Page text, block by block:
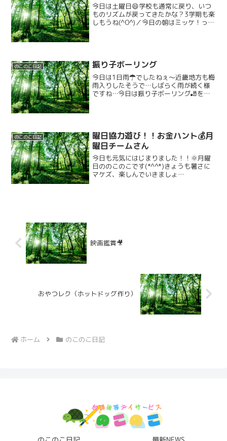
今日は土曜日😄学校も通常に戻り、いつ
ものリズムが戻ってきたかな？3学期も楽
しもうね(^O^)／今日の朝はミッケ！っと
のこのこ日記 振り子ボーリング
今日は1日雨☂でしたねぇ〜近畿地方も梅
雨入りしたそうで…しばらく雨が続く様
ですね…今日は振り子ボーリング🎳をし
のこのこ日記
曜日協力遊び！！お金ハント💰️月
曜日チームさん
今日も元気にはじまりました！！🌞月曜
日ののこのこです(*^^*)きょうも暑さに
マケズ、楽しんでいきましょ
映画鑑賞🎥
おやつレク（ホットドッグ作り）
ホーム のこのこ日記